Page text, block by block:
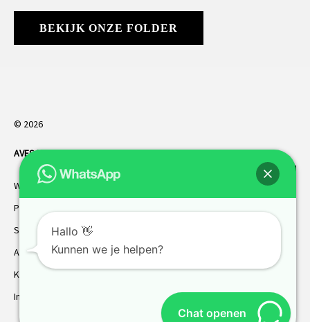
BEKIJK ONZE FOLDER
© 2026
AVES HORREN. Alle rechten voorbehouden.
Webdesign Vanoo Media
Privacybeleid
Sitemap
AVES garantie
Klantenservice
Inmeten
Chat openen
Hallo 👋
Kunnen we je helpen?